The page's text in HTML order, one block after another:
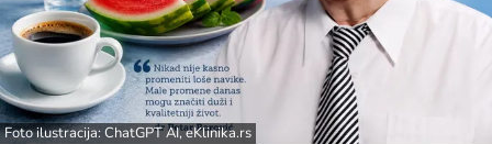
Foto ilustracija: ChatGPT AI, eKlinika.rs